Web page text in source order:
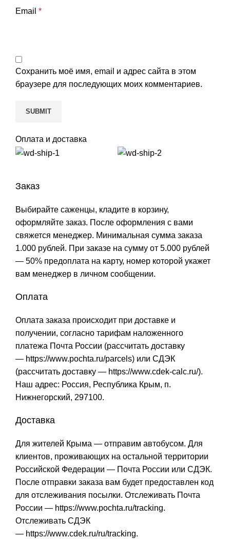
Email *
Сохранить моё имя, email и адрес сайта в этом
браузере для последующих моих комментариев.
Оплата и доставка
Заказ
Выбирайте саженцы, кладите в корзину,
оформляйте заказ. После оформления с вами
свяжется менеджер. Минимальная сумма заказа
1.000 рублей. При заказе на сумму от 5.000 рублей
— 50% предоплата на карту, номер которой укажет
вам менеджер в личном сообщении.
Оплата
Оплата заказа происходит при доставке и
получении, согласно тарифам наложенного
платежа Почта России (рассчитать доставку
— https://www.pochta.ru/parcels) или СДЭК
(рассчитать доставку — https://www.cdek-calc.ru/).
Наш адрес: Россия, Республика Крым, п.
Нижнегорский, 297100.
Доставка
Для жителей Крыма — отправим автобусом. Для
клиентов, проживающих на остальной территории
Российской Федерации — Почта России или СДЭК.
После отправки заказа вам будет предоставлен код
для отслеживания посылки. Отслеживать Почта
России — https://www.pochta.ru/tracking.
Отслеживать СДЭК
— https://www.cdek.ru/ru/tracking.